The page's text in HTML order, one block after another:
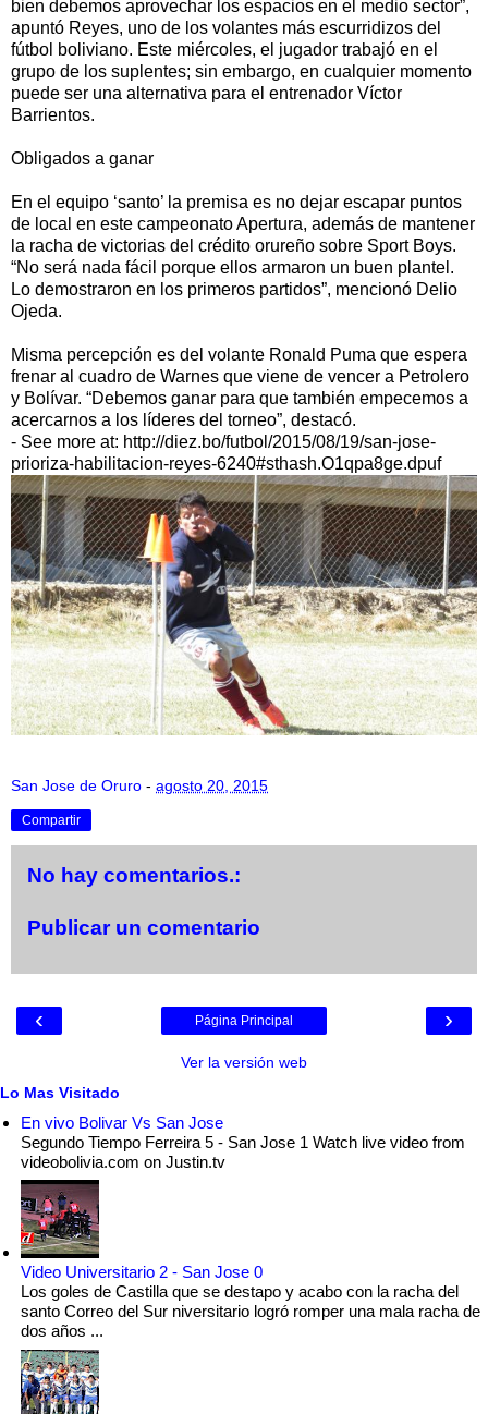
bien debemos aprovechar los espacios en el medio sector”,
apuntó Reyes, uno de los volantes más escurridizos del
fútbol boliviano. Este miércoles, el jugador trabajó en el
grupo de los suplentes; sin embargo, en cualquier momento
puede ser una alternativa para el entrenador Víctor
Barrientos.
Obligados a ganar
En el equipo ‘santo’ la premisa es no dejar escapar puntos
de local en este campeonato Apertura, además de mantener
la racha de victorias del crédito orureño sobre Sport Boys.
“No será nada fácil porque ellos armaron un buen plantel.
Lo demostraron en los primeros partidos”, mencionó Delio
Ojeda.
Misma percepción es del volante Ronald Puma que espera
frenar al cuadro de Warnes que viene de vencer a Petrolero
y Bolívar. “Debemos ganar para que también empecemos a
acercarnos a los líderes del torneo”, destacó.
- See more at: http://diez.bo/futbol/2015/08/19/san-jose-
prioriza-habilitacion-reyes-6240#sthash.O1qpa8ge.dpuf
San Jose de Oruro - agosto 20, 2015
Compartir
No hay comentarios.:
Publicar un comentario
‹ ›
Página Principal
Ver la versión web
Lo Mas Visitado
En vivo Bolivar Vs San Jose
Segundo Tiempo Ferreira 5 - San Jose 1 Watch live video from
videobolivia.com on Justin.tv
Video Universitario 2 - San Jose 0
Los goles de Castilla que se destapo y acabo con la racha del
santo Correo del Sur niversitario logró romper una mala racha de
dos años ...